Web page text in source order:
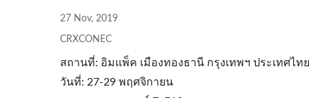
27 Nov, 2019
CRXCONEC
สถานที่: อิมแพ็ค เมืองทองธานี กรุงเทพฯ ประเทศไทย
วันที่: 27-29 พฤศจิกายน